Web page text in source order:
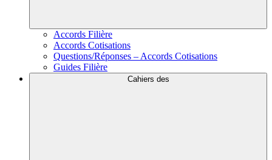
Accords Filière
Accords Cotisations
Questions/Réponses – Accords Cotisations
Guides Filière
Cahiers des